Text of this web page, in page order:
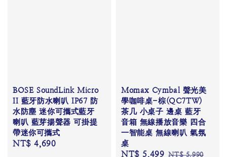
BOSE SoundLink Micro
II 藍牙防水喇叭 IP67 防
水防塵 迷你可攜式藍牙
喇叭 藍芽揚聲器 可掛提
帶迷你可攜式
Regular
NT$ 4,690
Momax Cymbal 聲光美
學咖啡桌-棕(QC7TW)
茶几 小桌子 邊桌 藍牙
音箱 無線播放音樂 四合
一智能桌 無線喇叭 氣氛
桌
Sale
NT$ 5,499 Regular
NT$ 5,990